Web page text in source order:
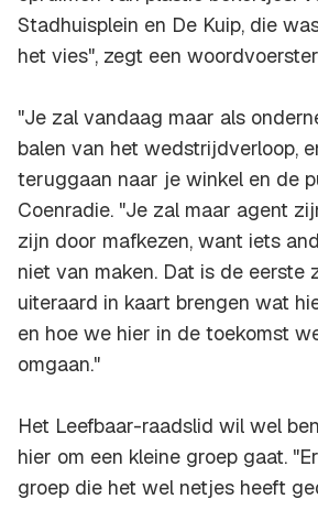
Stadhuisplein en De Kuip, die
het vies", zegt een
"Je zal vandaag maar als
balen van het wedstrijdverloop,
teruggaan naar je winkel en de
Coenradie. "Je zal maar agent
zijn door mafkezen, want iets
niet van maken. Dat is de eerste
uiteraard in kaart brengen wat
en hoe we hier in de toekomst
omgaan."
Het Leefbaar-raadslid wil wel
hier om een kleine groep gaat.
groep die het wel netjes heeft